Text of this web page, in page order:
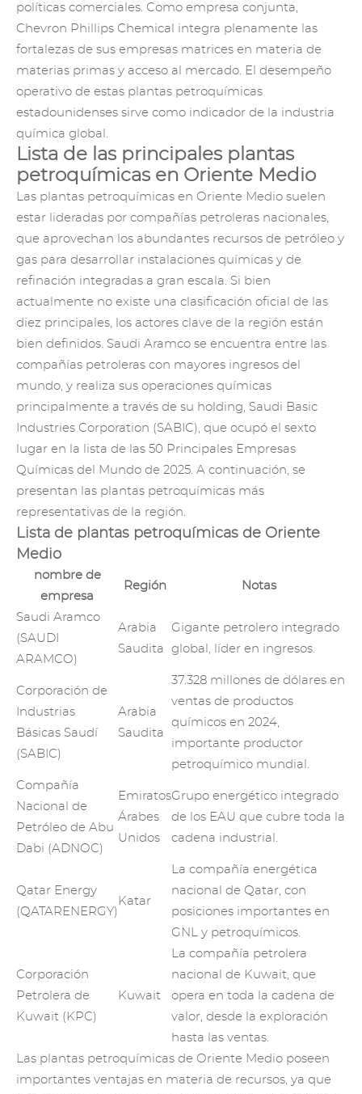
políticas comerciales. Como empresa conjunta,
Chevron Phillips Chemical integra plenamente las
fortalezas de sus empresas matrices en materia de
materias primas y acceso al mercado. El desempeño
operativo de estas plantas petroquímicas
estadounidenses sirve como indicador de la industria
química global.
Lista de las principales plantas
petroquímicas en Oriente Medio
Las plantas petroquímicas en Oriente Medio suelen
estar lideradas por compañías petroleras nacionales,
que aprovechan los abundantes recursos de petróleo y
gas para desarrollar instalaciones químicas y de
refinación integradas a gran escala. Si bien
actualmente no existe una clasificación oficial de las
diez principales, los actores clave de la región están
bien definidos. Saudi Aramco se encuentra entre las
compañías petroleras con mayores ingresos del
mundo, y realiza sus operaciones químicas
principalmente a través de su holding, Saudi Basic
Industries Corporation (SABIC), que ocupó el sexto
lugar en la lista de las 50 Principales Empresas
Químicas del Mundo de 2025. A continuación, se
presentan las plantas petroquímicas más
representativas de la región.
Lista de plantas petroquímicas de Oriente
Medio
nombre de
empresa
Región Notas
Saudi Aramco
(SAUDI
ARAMCO)
Arabia
Saudita
Gigante petrolero integrado
global, líder en ingresos.
Corporación de
Industrias
Básicas Saudí
(SABIC)
Arabia
Saudita
37.328 millones de dólares en
ventas de productos
químicos en 2024,
importante productor
petroquímico mundial.
Compañía
Nacional de
Petróleo de Abu
Dabi (ADNOC)
Emiratos
Árabes
Unidos
Grupo energético integrado
de los EAU que cubre toda la
cadena industrial.
Qatar Energy
(QATARENERGY)
Katar
La compañía energética
nacional de Qatar, con
posiciones importantes en
GNL y petroquímicos.
Corporación
Petrolera de
Kuwait (KPC)
Kuwait
La compañía petrolera
nacional de Kuwait, que
opera en toda la cadena de
valor, desde la exploración
hasta las ventas.
Las plantas petroquímicas de Oriente Medio poseen
importantes ventajas en materia de recursos, ya que